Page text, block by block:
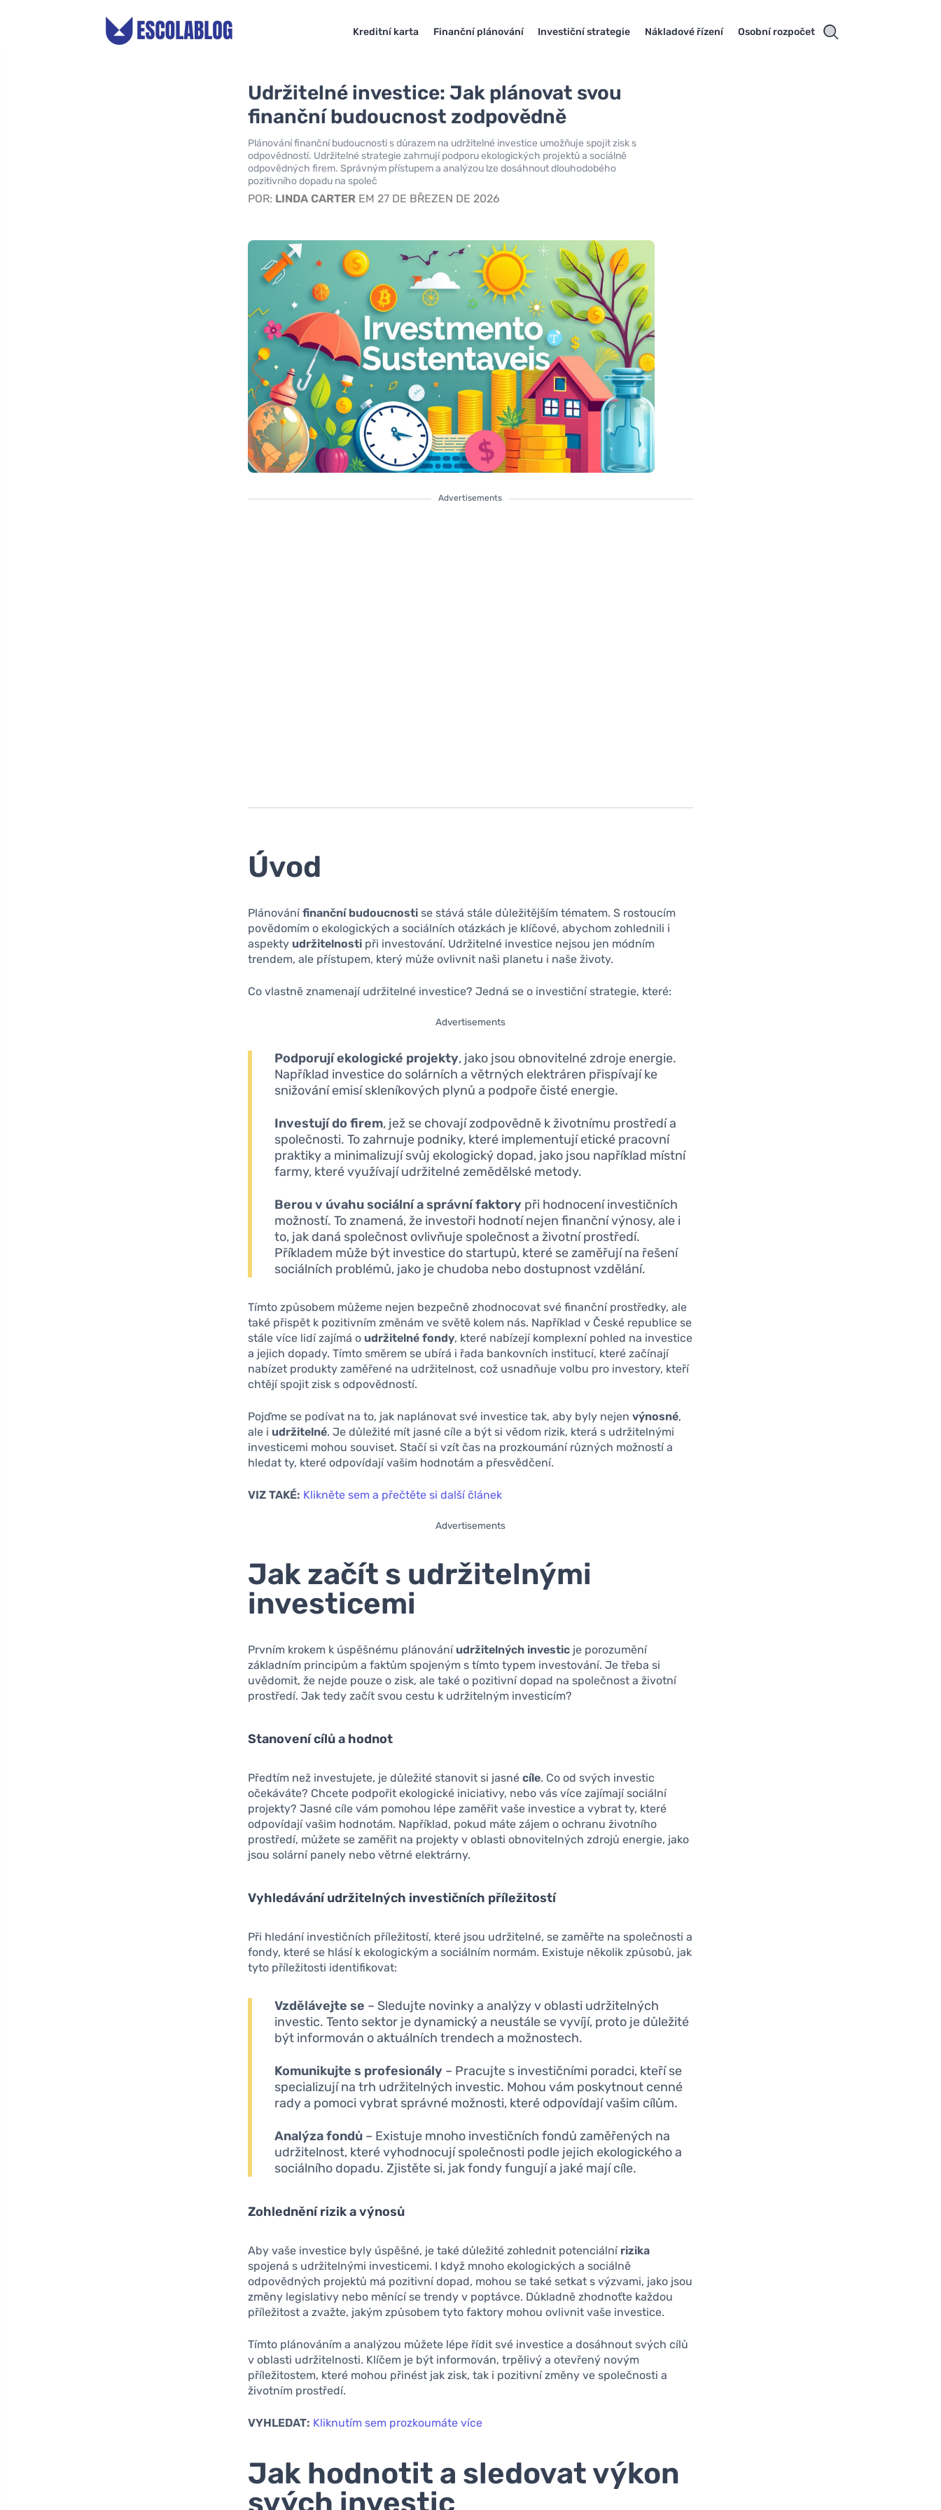
Kreditní karta Finanční plánování Investiční strategie Nákladové řízení Osobní rozpočet
Udržitelné investice: Jak plánovat svou
finanční budoucnost zodpovědně
Plánování finanční budoucnosti s důrazem na udržitelné investice umožňuje spojit zisk s
odpovědností. Udržitelné strategie zahrnují podporu ekologických projektů a sociálně
odpovědných firem. Správným přístupem a analýzou lze dosáhnout dlouhodobého
pozitivního dopadu na společ
POR: LINDA CARTER EM 27 DE BŘEZEN DE 2026
Advertisements
Úvod
Plánovánífinanční budoucnosti se stává stále důležitějším tématem. S rostoucím
povědomím o ekologických a sociálních otázkách je klíčové, abychom zohlednili i
aspekty udržitelnosti při investování. Udržitelné investice nejsou jen módním
trendem, ale přístupem, který může ovlivnit naši planetu i naše životy.
Co vlastně znamenají udržitelné investice? Jedná se o investiční strategie, které:
Advertisements
Podporují ekologické projekty, jako jsou obnovitelné zdroje energie.
Například investice do solárních a větrných elektráren přispívají ke
snižování emisí skleníkových plynů a podpoře čisté energie.
Investují do firem, jež se chovají zodpovědně k životnímu prostředí a
společnosti. To zahrnuje podniky, které implementují etické pracovní
praktiky a minimalizují svůj ekologický dopad, jako jsou například místní
farmy, které využívají udržitelné zemědělské metody.
Berou v úvahu sociální a správní faktory při hodnocení investičních
možností. To znamená, že investoři hodnotí nejen finanční výnosy, ale i
to, jak daná společnost ovlivňuje společnost a životní prostředí.
Příkladem může být investice do startupů, které se zaměřují na řešení
sociálních problémů, jako je chudoba nebo dostupnost vzdělání.
Tímto způsobem můžeme nejen bezpečně zhodnocovat své finanční prostředky, ale
také přispět k pozitivním změnám ve světě kolem nás. Například v České republice se
stále více lidí zajímá o udržitelné fondy, které nabízejí komplexní pohled na investice
a jejich dopady. Tímto směrem se ubírá i řada bankovních institucí, které začínají
nabízet produkty zaměřené na udržitelnost, což usnadňuje volbu pro investory, kteří
chtějí spojit zisk s odpovědností.
Pojďme se podívat na to, jak naplánovat své investice tak, aby byly nejenvýnosné,
ale i udržitelné. Je důležité mít jasné cíle a být si vědom rizik, která s udržitelnými
investicemi mohou souviset. Stačí si vzít čas na prozkoumání různých možností a
hledat ty, které odpovídají vašim hodnotám a přesvědčení.
VIZ TAKÉ: Klikněte sem a přečtěte si další článek
Advertisements
Jak začít s udržitelnými
investicemi
Prvním krokem k úspěšnému plánování udržitelných investic je porozumění
základním principům a faktům spojeným s tímto typem investování. Je třeba si
uvědomit, že nejde pouze o zisk, ale také o pozitivní dopad na společnost a životní
prostředí. Jak tedy začít svou cestu k udržitelným investicím?
Stanovení cílů a hodnot
Předtím než investujete, je důležité stanovit si jasnécíle. Co od svých investic
očekáváte? Chcete podpořit ekologické iniciativy, nebo vás více zajímají sociální
projekty? Jasné cíle vám pomohou lépe zaměřit vaše investice a vybrat ty, které
odpovídají vašim hodnotám. Například, pokud máte zájem o ochranu životního
prostředí, můžete se zaměřit na projekty v oblasti obnovitelných zdrojů energie, jako
jsou solární panely nebo větrné elektrárny.
Vyhledávání udržitelných investičních příležitostí
Při hledání investičních příležitostí, které jsou udržitelné, se zaměřte na společnosti a
fondy, které se hlásí k ekologickým a sociálním normám. Existuje několik způsobů, jak
tyto příležitosti identifikovat:
Vzdělávejte se – Sledujte novinky a analýzy v oblasti udržitelných
investic. Tento sektor je dynamický a neustále se vyvíjí, proto je důležité
být informován o aktuálních trendech a možnostech.
Komunikujte s profesionály – Pracujte s investičními poradci, kteří se
specializují na trh udržitelných investic. Mohou vám poskytnout cenné
rady a pomoci vybrat správné možnosti, které odpovídají vašim cílům.
Analýza fondů – Existuje mnoho investičních fondů zaměřených na
udržitelnost, které vyhodnocují společnosti podle jejich ekologického a
sociálního dopadu. Zjistěte si, jak fondy fungují a jaké mají cíle.
Zohlednění rizik a výnosů
Aby vaše investice byly úspěšné, je také důležité zohlednit potenciální rizika
spojená s udržitelnými investicemi. I když mnoho ekologických a sociálně
odpovědných projektů má pozitivní dopad, mohou se také setkat s výzvami, jako jsou
změny legislativy nebo měnící se trendy v poptávce. Důkladně zhodnoťte každou
příležitost a zvažte, jakým způsobem tyto faktory mohou ovlivnit vaše investice.
Tímto plánováním a analýzou můžete lépe řídit své investice a dosáhnout svých cílů
v oblasti udržitelnosti. Klíčem je být informován, trpělivý a otevřený novým
příležitostem, které mohou přinést jak zisk, tak i pozitivní změny ve společnosti a
životním prostředí.
VYHLEDAT: Kliknutím sem prozkoumáte více
Jak hodnotit a sledovat výkon
svých investic